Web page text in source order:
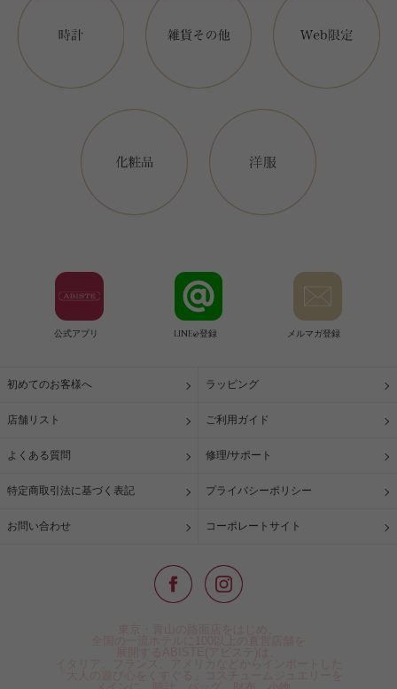
公式アプリ LINE@登録 メルマガ登録
初めてのお客様へ ラッピング
店舗リスト ご利用ガイド
よくある質問 修理/サポート
特定商取引法に基づく表記 プライバシーポリシー
お問い合わせ コーポレートサイト